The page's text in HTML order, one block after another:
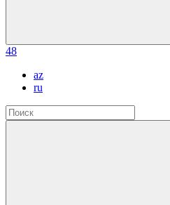
48
az
ru